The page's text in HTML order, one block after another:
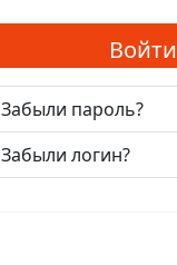
Войти
Забыли пароль?
Забыли логин?